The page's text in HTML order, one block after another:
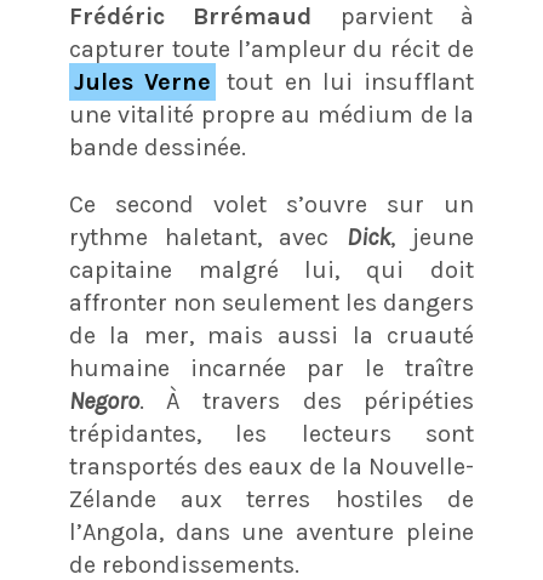
Frédéric Brrémaud parvient à
capturer toute l’ampleur du récit de
Jules Verne
tout en lui insufflant
une vitalité propre au médium de la
bande dessinée.
Ce second volet s’ouvre sur un
rythme haletant, avec Dick, jeune
capitaine malgré lui, qui doit
affronter non seulement les dangers
de la mer, mais aussi la cruauté
humaine incarnée par le traître
Negoro. À travers des péripéties
trépidantes, les lecteurs sont
transportés des eaux de la Nouvelle-
Zélande aux terres hostiles de
l’Angola, dans une aventure pleine
de rebondissements.